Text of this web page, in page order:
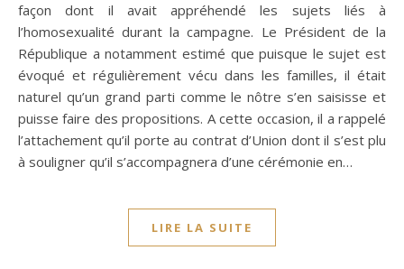
façon dont il avait appréhendé les sujets liés à
l’homosexualité durant la campagne. Le Président de la
République a notamment estimé que puisque le sujet est
évoqué et régulièrement vécu dans les familles, il était
naturel qu’un grand parti comme le nôtre s’en saisisse et
puisse faire des propositions. A cette occasion, il a rappelé
l’attachement qu’il porte au contrat d’Union dont il s’est plu
à souligner qu’il s’accompagnera d’une cérémonie en…
LIRE LA SUITE